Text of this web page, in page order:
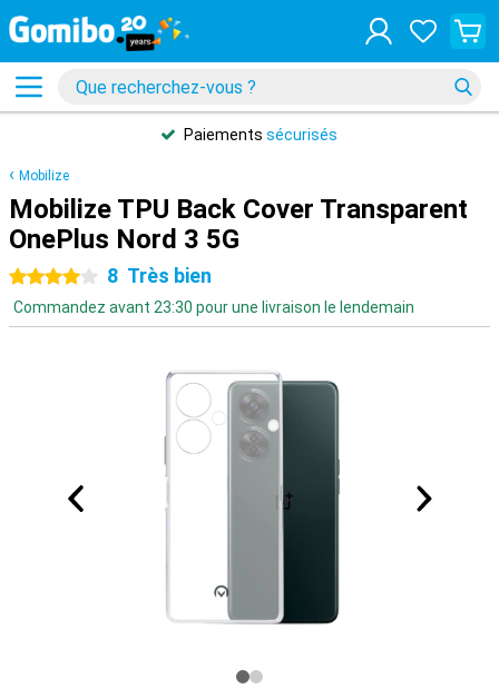
Paiements sécurisés
Mobilize
Mobilize TPU Back Cover Transparent
OnePlus Nord 3 5G
4 étoiles8 Très bien
Commandez avant 23:30 pour une livraison le lendemain